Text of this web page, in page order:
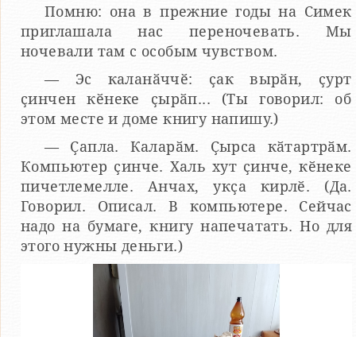
Помню: она в прежние годы на Симек
приглашала нас переночевать. Мы
ночевали там с особым чувством.
— Эс каланӑччӗ: ҫак вырӑн, ҫурт
ҫинчен кӗнеке ҫырӑп... (Ты говорил: об
этом месте и доме книгу напишу.)
— Ҫапла. Каларӑм. Ҫырса кӑтартрӑм.
Компьютер ҫинче. Халь хут ҫинче, кӗнеке
пичетлемелле. Анчах, укҫа кирлӗ. (Да.
Говорил. Описал. В компьютере. Сейчас
надо на бумаге, книгу напечатать. Но для
этого нужны деньги.)